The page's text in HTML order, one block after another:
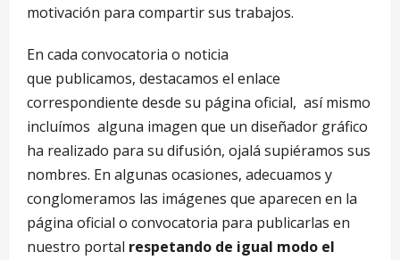
motivación para compartir sus trabajos.
En cada convocatoria o noticia
que publicamos, destacamos el enlace
correspondiente desde su página oficial, así mismo
incluímos alguna imagen que un diseñador gráfico
ha realizado para su difusión, ojalá supiéramos sus
nombres. En algunas ocasiones, adecuamos y
conglomeramos las imágenes que aparecen en la
página oficial o convocatoria para publicarlas en
nuestro portal respetando de igual modo el